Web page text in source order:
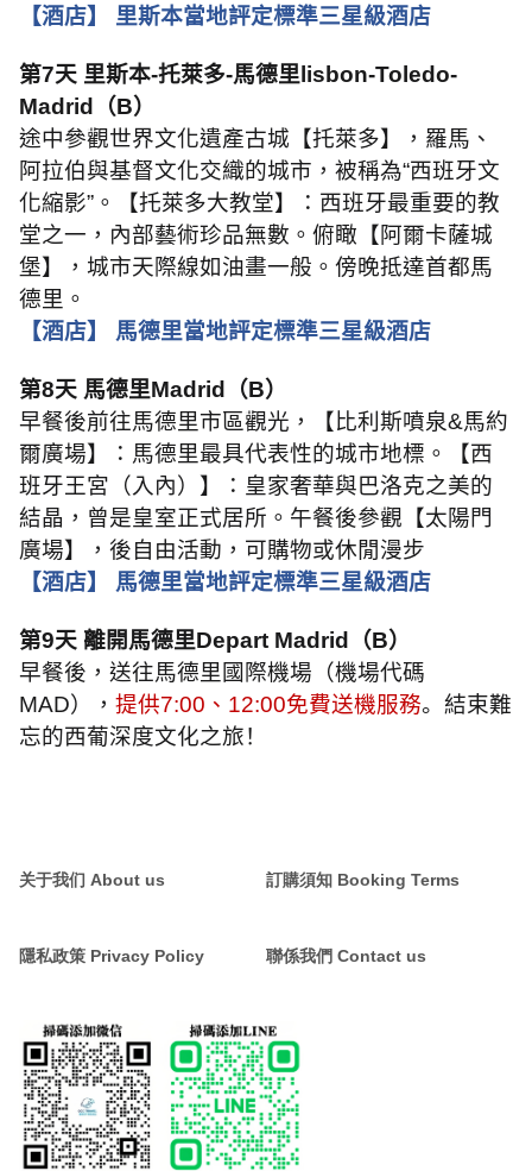
【酒店】 里斯本當地評定標準三星級酒店
第7天 里斯本-托萊多-馬德里 lisbon-Toledo-
Madrid
（B）
途中參觀世界文化遺產古城【托萊多】，羅馬、
阿拉伯與基督文化交織的城市，被稱為“西班牙文
化縮影”。【托萊多大教堂】：西班牙最重要的教
堂之一，內部藝術珍品無數。俯瞰【阿爾卡薩城
堡】，城市天際線如油畫一般。傍晚抵達首都馬
德里。
【酒店】 馬德里當地評定標準三星級酒店
第8天 馬德里Madrid （B）
早餐後前往馬德里市區觀光，【比利斯噴泉&馬約
爾廣場】：馬德里最具代表性的城市地標。【西
班牙王宮（入內）】：皇家奢華與巴洛克之美的
結晶，曾是皇室正式居所。午餐後參觀【太陽門
廣場】，後自由活動，可購物或休閒漫步
【酒店】 馬德里當地評定標準三星級酒店
第9天 離開馬德里Depart Madrid （B）
早餐後，送往馬德里國際機場（機場代碼
MAD）， 提供7:00 、 12:00免費送機服務。結束難
忘的西葡深度文化之旅！
关于我们 About us 訂購須知 Booking Terms
隱私政策 Privacy Policy 聯係我們 Contact us